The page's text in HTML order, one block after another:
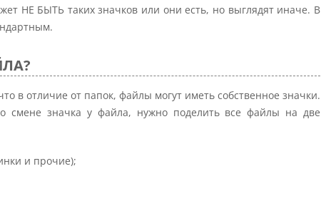
НЕ БЫТЬ таких значков или они есть, но выглядят иначе. В
в отличие от папок, файлы могут иметь собственное значки.
смене значка у файла, нужно поделить все файлы на две
и прочие);